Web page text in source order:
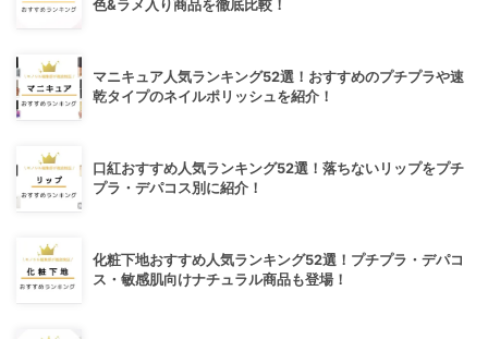
色&ラメ入り商品を徹底比較！
マニキュア人気ランキング52選！おすすめのプチプラや速
乾タイプのネイルポリッシュを紹介！
口紅おすすめ人気ランキング52選！落ちないリップをプチ
プラ・デパコス別に紹介！
化粧下地おすすめ人気ランキング52選！プチプラ・デパコ
ス・敏感肌向けナチュラル商品も登場！